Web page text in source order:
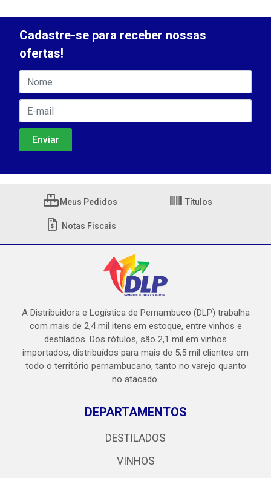
Cadastre-se para receber nossas
ofertas!
Meus Pedidos Títulos
Notas Fiscais
A Distribuidora e Logística de Pernambuco (DLP) trabalha
com mais de 2,4 mil itens em estoque, entre vinhos e
destilados. Dos rótulos, são 2,1 mil em vinhos
importados, distribuídos para mais de 5,5 mil clientes em
todo o território pernambucano, tanto no varejo quanto
no atacado.
DEPARTAMENTOS
DESTILADOS
VINHOS